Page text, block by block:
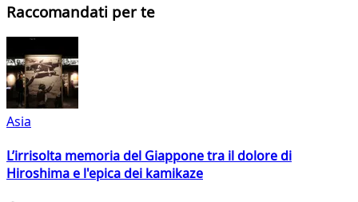
Raccomandati per te
Asia
L’irrisolta memoria del Giappone tra il dolore di
Hiroshima e l'epica dei kamikaze